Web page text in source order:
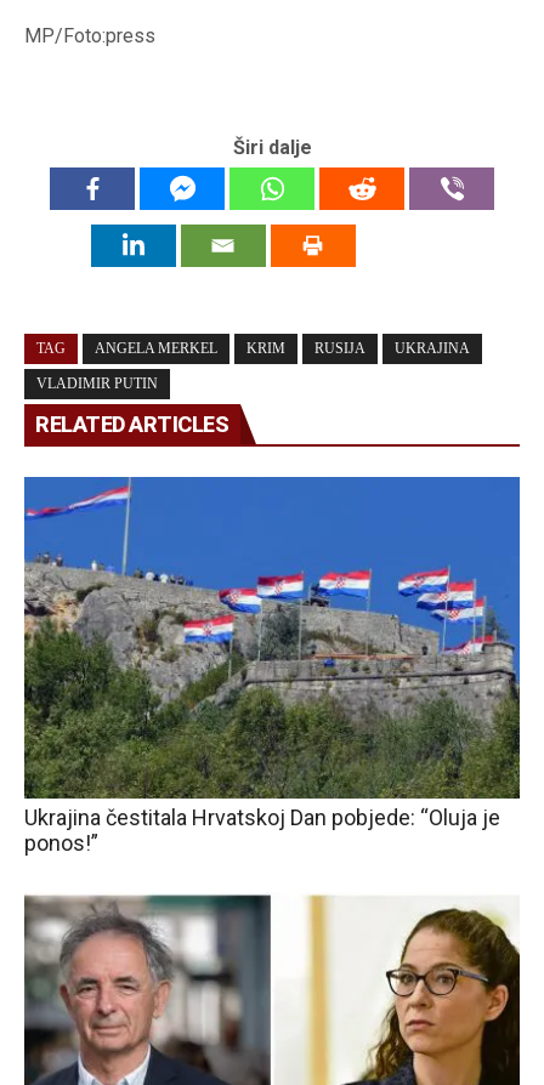
MP/Foto:press
Širi dalje
TAG ANGELA MERKEL KRIM RUSIJA UKRAJINA
VLADIMIR PUTIN
RELATED ARTICLES
Ukrajina čestitala Hrvatskoj Dan pobjede: “Oluja je
ponos!”